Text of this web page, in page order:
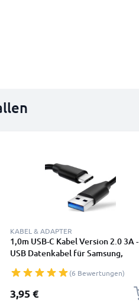
KABEL & ADAPTER
1,0m USB-C Kabel Version 2.0 3A -
USB Datenkabel für Samsung,
Canon, Panasonic Lumix, Sony,
GoPro uvm PVC schwarz
(6 Bewertungen)
3,95 €